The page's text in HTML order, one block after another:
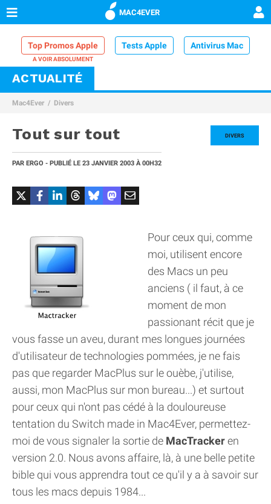
MAC4EVER
Top Promos Apple Tests Apple Antivirus Mac
VPN Mac
Comparatif iPhone
ACTUALITÉ
Mac4Ever Divers
DIVERS
Tout sur tout
PAR ERGO - PUBLIÉ LE 23 JANVIER 2003 À 00H32
Pour ceux qui, comme
moi, utilisent encore
des Macs un peu
anciens ( il faut, à ce
moment de mon
passionant récit que je
vous fasse un aveu, durant mes longues journées
d'utilisateur de technologies pommées, je ne fais
pas que regarder MacPlus sur le ouèbe, j'utilise,
aussi, mon MacPlus sur mon bureau...) et surtout
pour ceux qui n'ont pas cédé à la douloureuse
tentation du Switch made in Mac4Ever, permettez-
moi de vous signaler la sortie de MacTrackeren
version 2.0. Nous avons affaire, là, à une belle petite
bible qui vous apprendra tout ce qu'il y a à savoir sur
tous les macs depuis 1984...